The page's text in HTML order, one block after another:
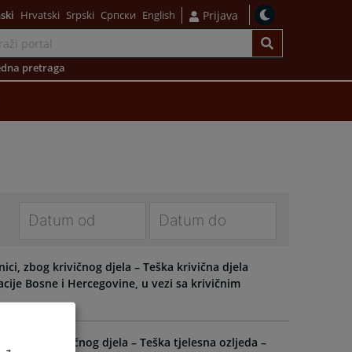
Hrvatski Srpski Српски English Prijava
pretraga
forward
to
interact
forward
to
zbog krivičnog djela – Teška krivična djela
Bosne i Hercegovine, u vezi sa krivičnim
zbog krivičnog djela – Teška tjelesna ozljeda –